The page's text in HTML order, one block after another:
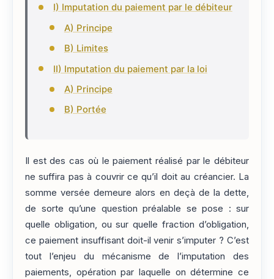
I) Imputation du paiement par le débiteur
A) Principe
B) Limites
II) Imputation du paiement par la loi
A) Principe
B) Portée
Il est des cas où le paiement réalisé par le débiteur
ne suffira pas à couvrir ce qu’il doit au créancier. La
somme versée demeure alors en deçà de la dette,
de sorte qu’une question préalable se pose : sur
quelle obligation, ou sur quelle fraction d’obligation,
ce paiement insuffisant doit-il venir s’imputer ? C’est
tout l’enjeu du mécanisme de l’imputation des
paiements, opération par laquelle on détermine ce